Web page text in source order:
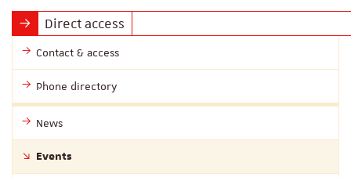
Direct access
Contact & access
Phone directory
News
Events